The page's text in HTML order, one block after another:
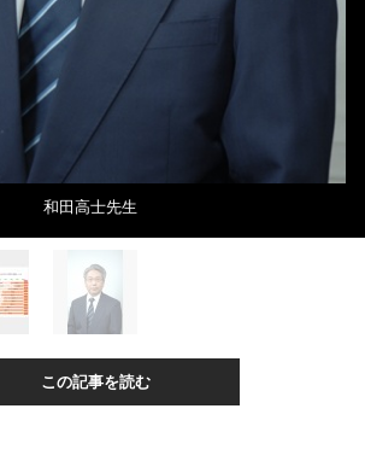
和田高士先生
この記事を読む